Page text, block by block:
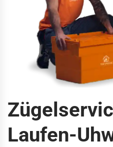
Laufen-